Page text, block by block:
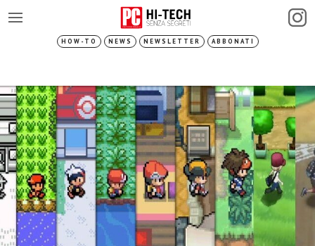
HOW-TO NEWS NEWSLETTER ABBONATI